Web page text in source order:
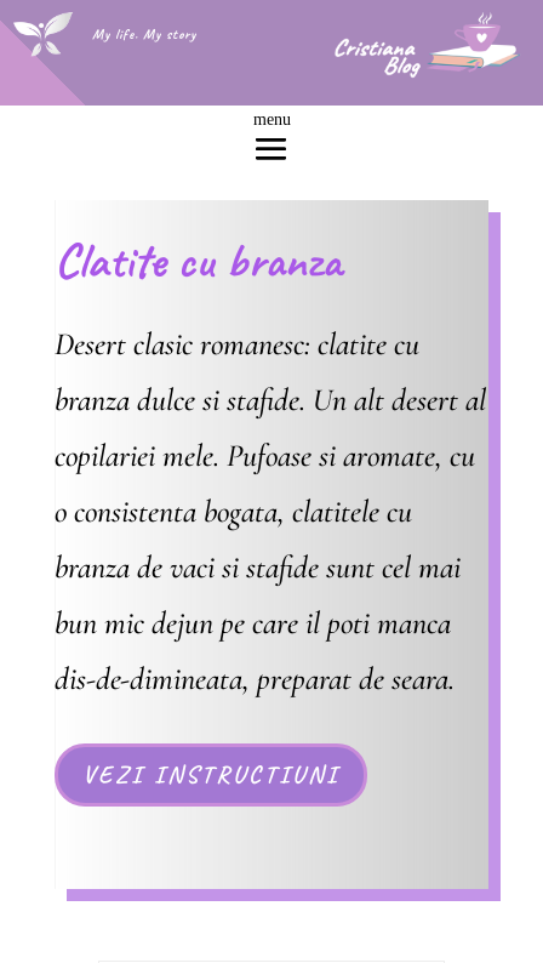
My life. My story
Clatite cu branza
Desert clasic romanesc: clatite cu
branza dulce si stafide. Un alt desert al
copilariei mele. Pufoase si aromate, cu
o consistenta bogata, clatitele cu
branza de vaci si stafide sunt cel mai
bun mic dejun pe care il poti manca
dis-de-dimineata, preparat de seara.
VEZI INSTRUCTIUNI